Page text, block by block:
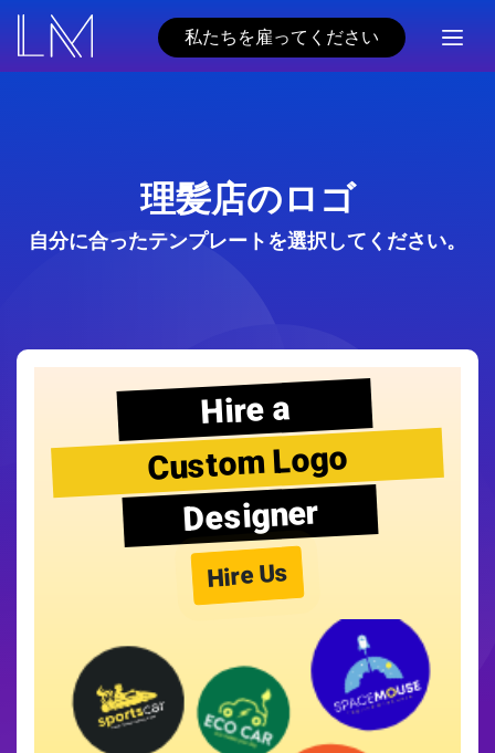
私たちを雇ってください
理髪店のロゴ
自分に合ったテンプレートを選択してください。
Hire a
Custom Logo
Designer
Hire Us